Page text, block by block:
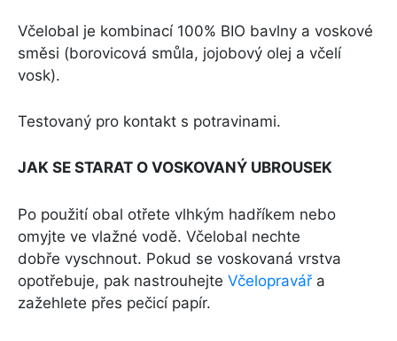
Včelobal je kombinací 100% BIO bavlny a voskové
směsi (borovicová smůla, jojobový olej a včelí
vosk).
Testovaný pro kontakt s potravinami.
JAK SE STARAT O VOSKOVANÝ UBROUSEK
Po použití obal otřete vlhkým hadříkem nebo
omyjte ve vlažné vodě. Včelobal nechte
dobře vyschnout. Pokud se voskovaná vrstva
opotřebuje, pak nastrouhejte Včelopravář a
zažehlete přes pečicí papír.